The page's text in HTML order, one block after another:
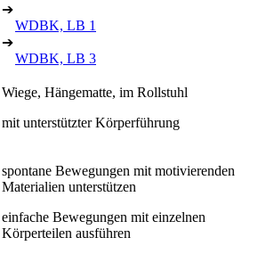
➔
WDBK, LB 1
➔
WDBK, LB 3
Wiege, Hängematte, im Rollstuhl
mit unterstützter Körperführung
spontane Bewegungen mit motivierenden
Materialien unterstützen
einfache Bewegungen mit einzelnen
Körperteilen ausführen